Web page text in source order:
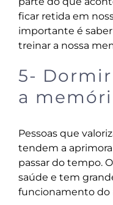
ficar retida em
importante é
treinar a nossa
5-
a
Pessoas que
tendem a
passar do tempo.
saúde e tem
funcionamento do